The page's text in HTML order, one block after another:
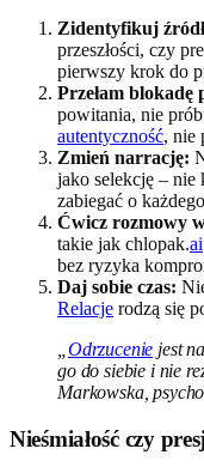
Zidentyfikuj
przeszłości, czy
pierwszy krok do
Przełam blokadę
powitania, nie
autentyczność, nie
Zmień narrację:
jako selekcję – nie
zabiegać o
Ćwicz rozmowy
takie jak chlopak.ai
bez ryzyka
Daj sobie czas:
Relacje rodzą się
Odrzucenie jest
go do siebie i nie
Markowska,
Nieśmiałość czy